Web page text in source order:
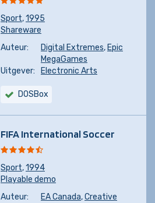
Sport,1995
Shareware
Auteur:
Digital Extremes, Epic
MegaGames
Uitgever:
Electronic Arts
DOSBox
FIFA International Soccer
Sport,1994
Playable demo
Auteur:
EA Canada,Creative